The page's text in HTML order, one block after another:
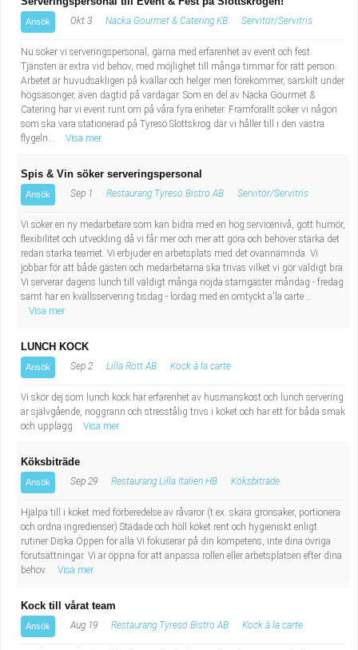
Ansök Okt 3 Nacka Gourmet & Catering KB Servitör/Servitris
Nu söker vi serveringspersonal, gärna med erfarenhet av event och fest.
Tjänsten är extra vid behov, med möjlighet till många timmar för rätt person.
Arbetet är huvudsakligen på kvällar och helger men förekommer, särskilt under
högsäsonger, även dagtid på vardagar. Som en del av Nacka Gourmet &
Catering har vi event runt om på våra fyra enheter. Framförallt söker vi någon
som ska vara stationerad på Tyresö Slottskrog där vi håller till i den västra
flygeln...
Visa mer
Spis & Vin söker serveringspersonal
Ansök Sep 1 Restaurang Tyresö Bistro AB Servitör/Servitris
Vi söker en ny medarbetare som kan bidra med en hög servicenivå, gott humör,
flexibilitet och utveckling då vi får mer och mer att göra och behöver stärka det
redan starka teamet. Vi erbjuder en arbetsplats med det ovannämnda. Vi
jobbar för att både gästen och medarbetarna ska trivas vilket vi gör väldigt bra.
Vi serverar dagens lunch till väldigt många nöjda stamgäster måndag - fredag
samt har en kvällsservering tisdag - lördag med en omtyckt a'la carte ...
Visa mer
LUNCH KOCK
Ansök Sep 2 Lilla Rött AB Kock à la carte
Vi skör dej som lunch kock har erfarenhet av husmanskost och lunch servering
är självgående, noggrann och stresstålig trivs i köket och har ett för båda smak
och upplägg
Visa mer
Köksbiträde
Ansök Sep 29 Restaurang Lilla Italien HB Köksbiträde
Hjälpa till i köket med förberedelse av råvaror (t.ex. skära grönsaker, portionera
och ordna ingredienser) Städade och höll köket rent och hygieniskt enligt
rutiner Diska Öppen för alla Vi fokuserar på din kompetens, inte dina övriga
förutsättningar. Vi är öppna för att anpassa rollen eller arbetsplatsen efter dina
behov.
Visa mer
Kock till vårat team
Ansök Aug 19 Restaurang Tyresö Bistro AB Kock à la carte